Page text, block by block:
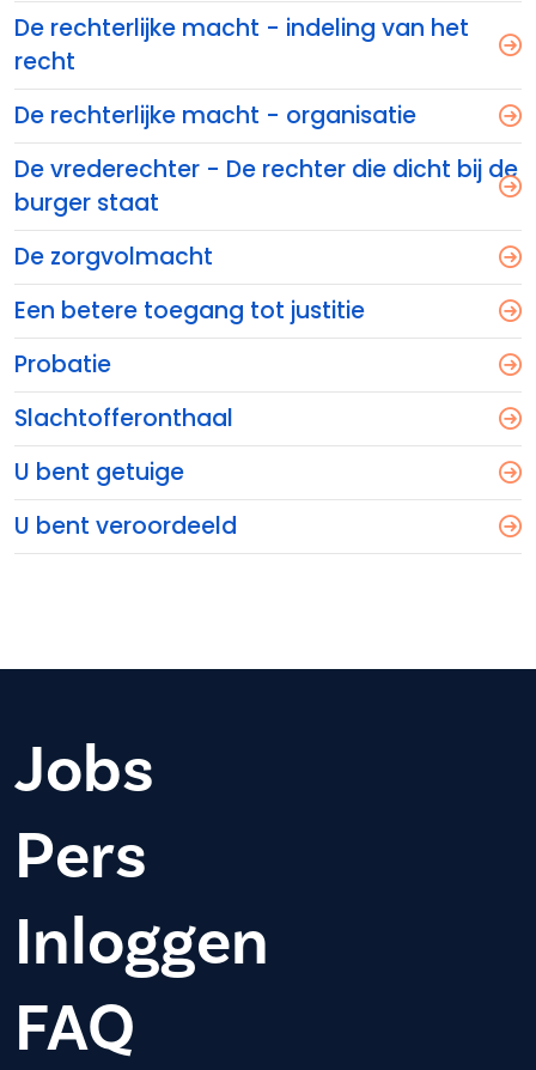
De rechterlijke macht - indeling van het
recht
De rechterlijke macht - organisatie
De vrederechter - De rechter die dicht bij de
burger staat
De zorgvolmacht
Een betere toegang tot justitie
Probatie
Slachtofferonthaal
U bent getuige
U bent veroordeeld
Jobs
Pers
Inloggen
FAQ